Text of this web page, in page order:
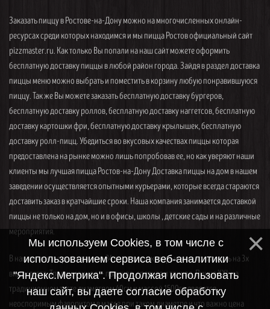
Заказать пиццу в Ростове-на-Дону можно на многочисленных онлайн-
ресурсах среди которых находимся и мы пицца Ростов официальный сайт
pizzmaster.ru. Как только Вы попали на наш сайт можете оформить
бесплатную доставку пиццы в любой район города. Зайдя в раздел доставка
пиццы меню можно выбрать и поместить в корзину любую понравившуюся
пиццу. Так же Вы можете заказать бесплатную доставку бургеров,
бесплатную доставку роллов, бесплатную доставку наггетсов, бесплатную
доставку картошки фри, бесплатную доставку крылышек, бесплатную
доставку ролл-пицц. Убедиться во вкусовых качествах пиццы которая
предоставлена на рынке можно лишь попробовав ее, но как уверяют наши
клиенты мы лучшая пицца Ростов-на-Дону Доставка пиццы на дом в нашем
заведении осуществляется опытными курьерами, которые всегда стараются
доставить заказ в кратчайшие сроки. Наша компания занимается доставкой
пиццы не только на дом, но и в офисы, школы , детские сады и на различные
мероприятия.
В нашем меню представлены 34 вида пицц, которые можно заказать на 3х
видах теста. Традиционное — пышное, среднее и тонкое. Пицца XXL на
традиционном тесте диаметром 40см и массой 1500гр является
неоспоримым фаворитом в массе при таком диаметре и что важно цена
Мы используем Cookies, в том числе с
использованием сервиса веб-аналитики
"Яндекс.Метрика". Продолжая использовать
наш сайт, вы даете согласие обработку